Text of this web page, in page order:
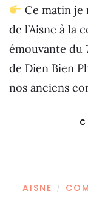
Ce matin je
de l’Aisne à
émouvante du
de Dien Bien
nos anciens
AISNE /